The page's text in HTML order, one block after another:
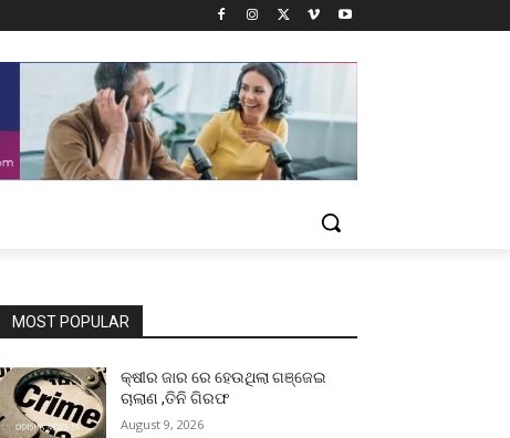
MOST POPULAR
କ୍ଷୀର ଜାର ରେ ହେଉଥିଲା ଗଞ୍ଜେଇ
ଚାଲାଣ ,ତିନି ଗିରଫ
August 9, 2026